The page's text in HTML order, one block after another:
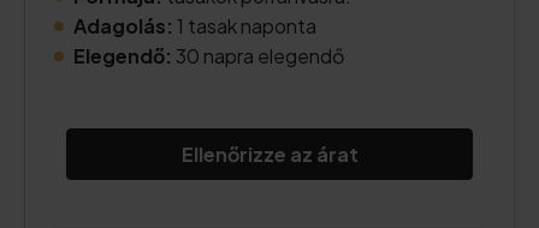
Adagolás: 1 tasak naponta
Elegendő: 30 napra elegendő
Ellenőrizze az árat